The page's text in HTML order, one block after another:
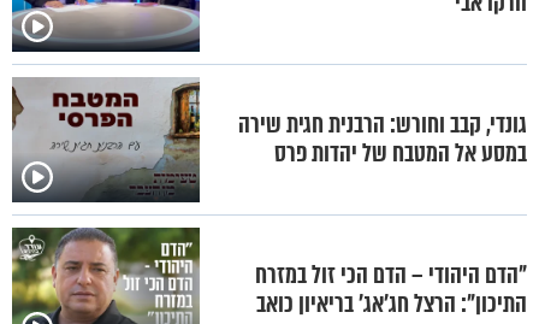
גונדי, קבב וחורש: הרבנית חגית שירה
במסע אל המטבח של יהדות פרס
"הדם היהודי – הדם הכי זול במזרח
התיכון": הרצל חג'אג' בריאיון כואב